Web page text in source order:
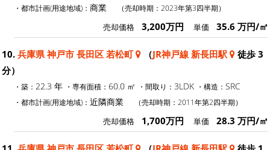
・都市計画(用途地域)： 商業 （売却時期：2023年第3四半期）
売却価格 3,200万円 単価 35.6 万円/㎡
10. 兵庫県 神戸市 長田区 若松町 （JR神戸線 新長田駅
徒歩 3
分）
・築： 22.3 年 ・専有面積： 60.0 ㎡ ・間取り： 3LDK ・構造： SRC
・都市計画(用途地域)： 近隣商業 （売却時期：2011年第2四半期）
売却価格 1,700万円 単価 28.3 万円/㎡